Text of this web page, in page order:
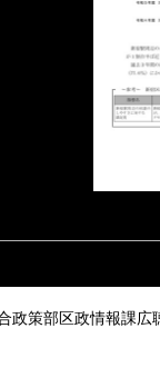
政策部区政情報課広